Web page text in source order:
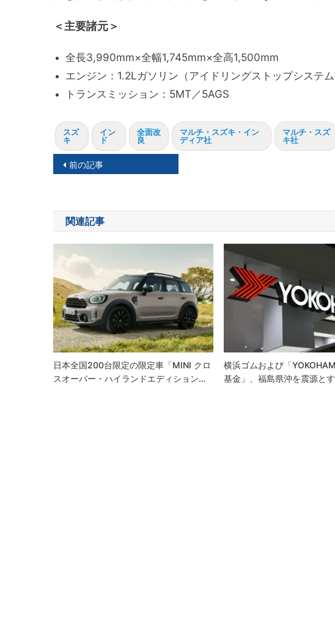
＜主要諸元＞
全長3,990mm×全幅1,745mm×全高1,500mm
エンジン：1.2Lガソリン（アイドリングストップシステム
トランスミッション：5MT／5AGS
スズ
キ
イン
ド
全面改
良
マルチ・スズキ・イン
ディア社
マルチ・スズ
キ社
投
ナ
ビ
ゲ
ー
シ
ョ
ン
前の記事
関連記事
日本全国200台限定の限定車「MINI クロ
スオーバー・ハイランドエディション…
横浜ゴムおよび「
基金」、福島県沖を震源と